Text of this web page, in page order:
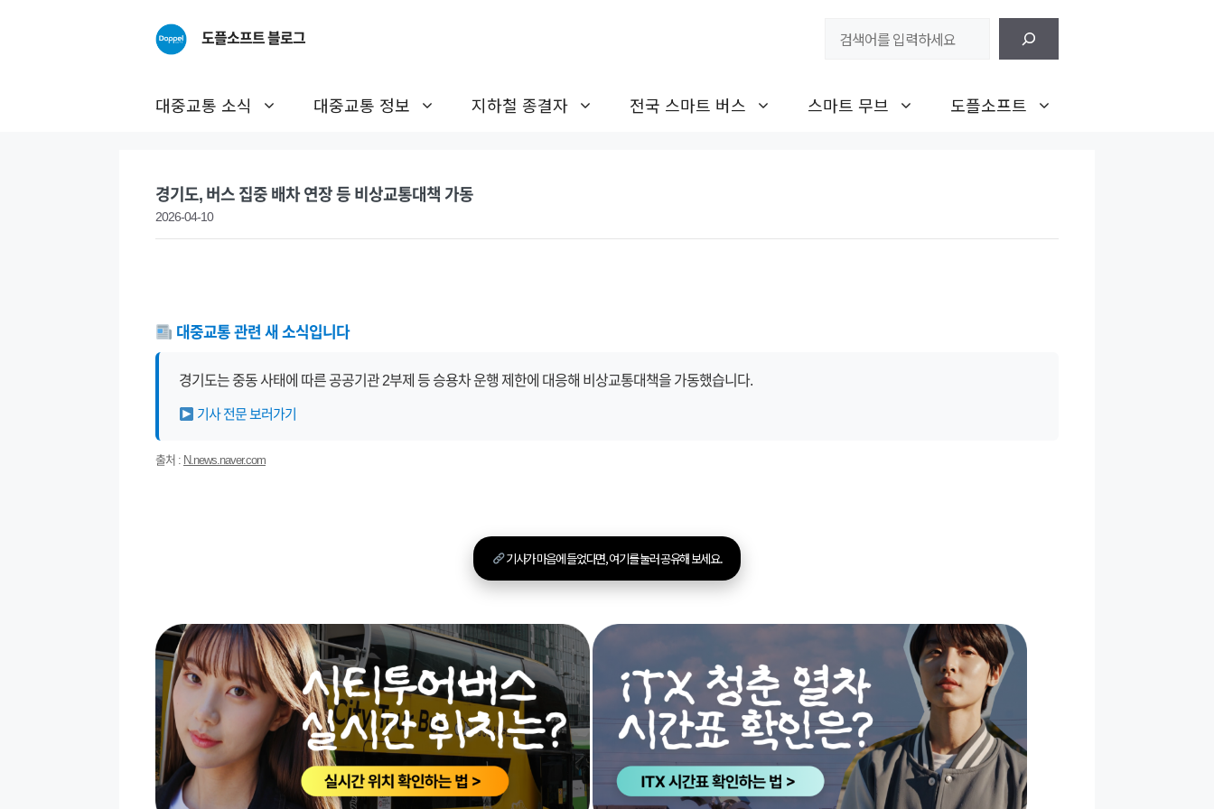
도플소프트 블로그
대중교통 소식 대중교통 정보 지하철 종결자 전국 스마트 버스 스마트 무브 도플소프트
경기도, 버스 집중 배차 연장 등 비상교통대책 가동
2026-04-10
대중교통 관련 새 소식입니다
경기도는 중동 사태에 따른 공공기관 2부제 등 승용차 운행 제한에 대응해 비상교통대책을 가동했습니다.
기사 전문 보러가기
출처 : N.news.naver.com
기사가 마음에 들었다면, 여기를 눌러 공유해 보세요.